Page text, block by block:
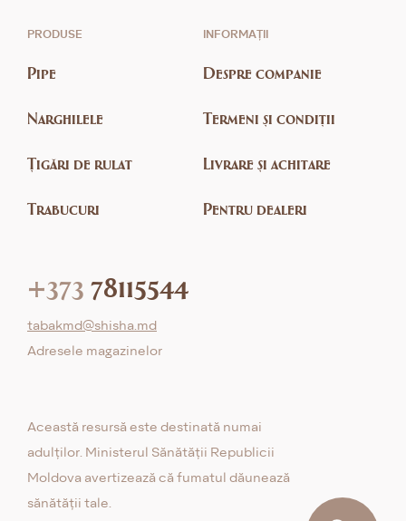
PRODUSE
Pipe
Narghilele
Țigări de rulat
Trabucuri
INFORMAȚII
Despre companie
Termeni și condiții
Livrare și achitare
Pentru dealeri
+373 78115544
tabakmd@shisha.md
Adresele magazinelor
Această resursă este destinată numai
adulților. Ministerul Sănătății Republicii
Moldova avertizează că fumatul dăunează
sănătății tale.